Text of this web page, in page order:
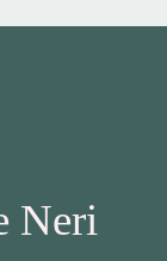
Neri